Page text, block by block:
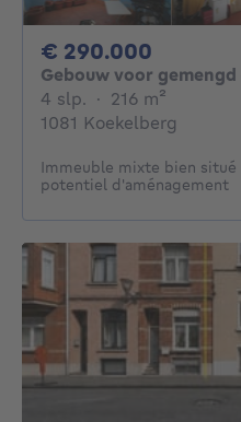
€ 290.000
Gebouw voor
4 slp. 4 slaapkamers
· 216 m²
1081 Koekelberg
Immeuble mixte bien situé
potentiel d'aménagement